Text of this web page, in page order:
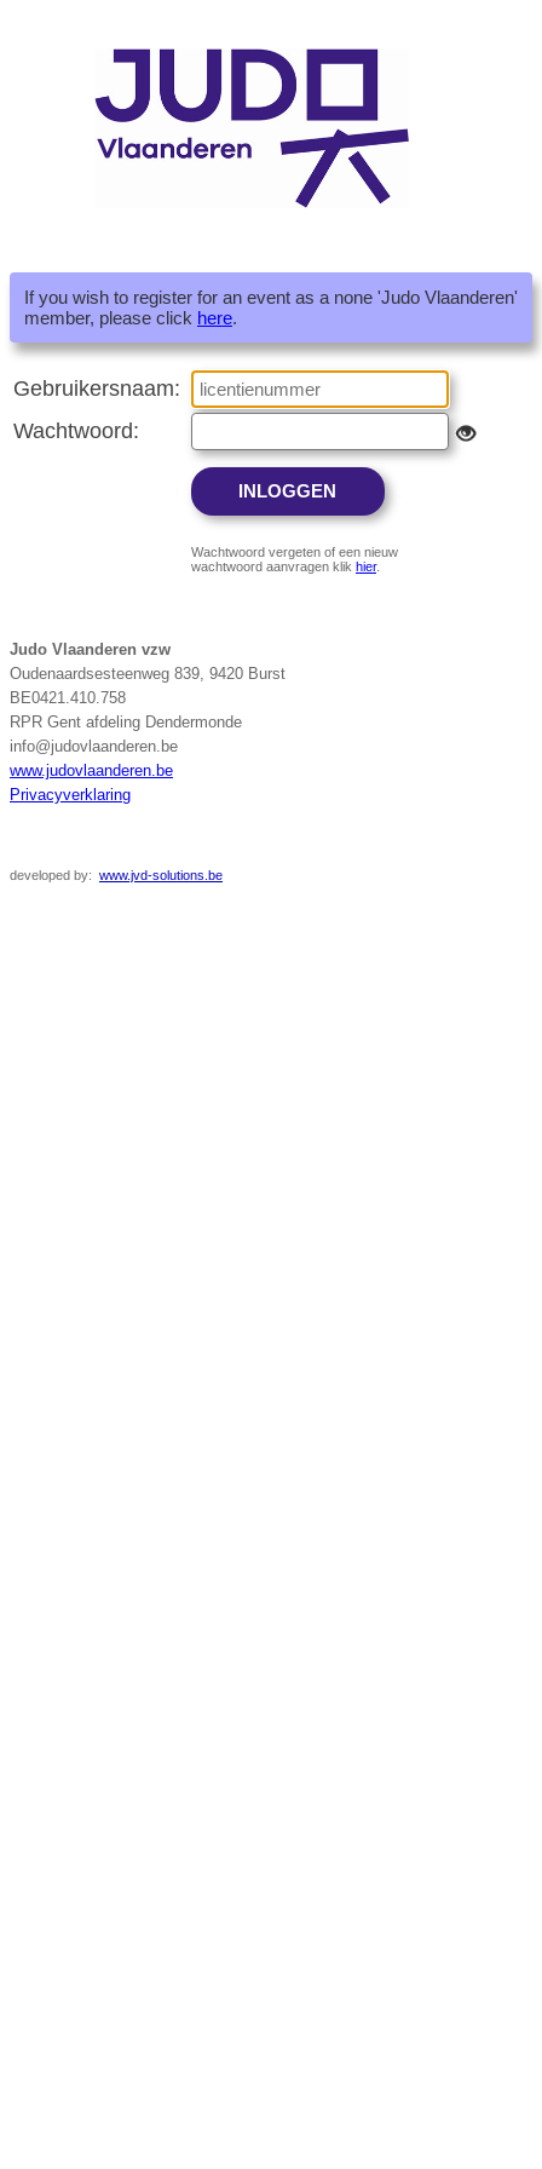
If you wish to register for an event as a none 'Judo Vlaanderen'
member, please click here.
Gebruikersnaam:
Wachtwoord:
Wachtwoord vergeten of een nieuw
wachtwoord aanvragen klik hier.
Judo Vlaanderen vzw
Oudenaardsesteenweg 839, 9420 Burst
BE0421.410.758
RPR Gent afdeling Dendermonde
info@judovlaanderen.be
www.judovlaanderen.be
Privacyverklaring
developed by: www.jvd-solutions.be